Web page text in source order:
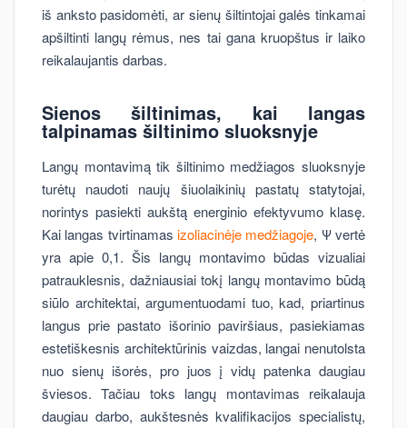
iš anksto pasidomėti, ar sienų šiltintojai galės tinkamai
apšiltinti langų rėmus, nes tai gana kruopštus ir laiko
reikalaujantis darbas.
Sienos šiltinimas, kai langas
talpinamas šiltinimo sluoksnyje
Langų montavimą tik šiltinimo medžiagos sluoksnyje
turėtų naudoti naujų šiuolaikinių pastatų statytojai,
norintys pasiekti aukštą energinio efektyvumo klasę.
Kai langas tvirtinamas izoliacinėje medžiagoje, Ψ vertė
yra apie 0,1. Šis langų montavimo būdas vizualiai
patrauklesnis, dažniausiai tokį langų montavimo būdą
siūlo architektai, argumentuodami tuo, kad, priartinus
langus prie pastato išorinio paviršiaus, pasiekiamas
estetiškesnis architektūrinis vaizdas, langai nenutolsta
nuo sienų išorės, pro juos į vidų patenka daugiau
šviesos. Tačiau toks langų montavimas reikalauja
daugiau darbo, aukštesnės kvalifikacijos specialistų,